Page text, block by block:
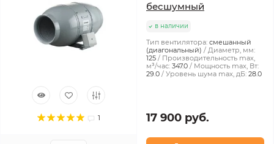
1
бесшумный
в наличии
Тип вентилятора: смешанный
(диагональный)
Диаметр, мм:
125
Производительность max,
м³/час: 347.0
Мощность max, Вт:
29.0
Уровень шума max, дБ: 28.0
17 900 руб.